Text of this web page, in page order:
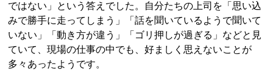
ではない」という答えでした。自分たちの上司を「思い込
みで勝手に走ってしまう」「話を聞いているようで聞いて
いない」「動き方が違う」「ゴリ押しが過ぎる」などと見
ていて、現場の仕事の中でも、好ましく思えないことが
多々あったようです。